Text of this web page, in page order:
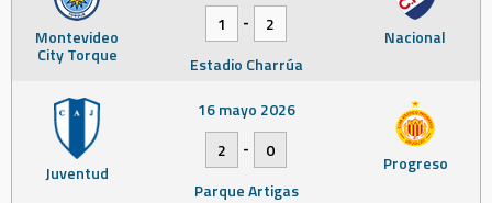
Montevideo
City Torque
Nacional
1 -
2
Estadio Charrúa
Juventud Progreso
16 mayo 2026
2
-
0
Parque Artigas